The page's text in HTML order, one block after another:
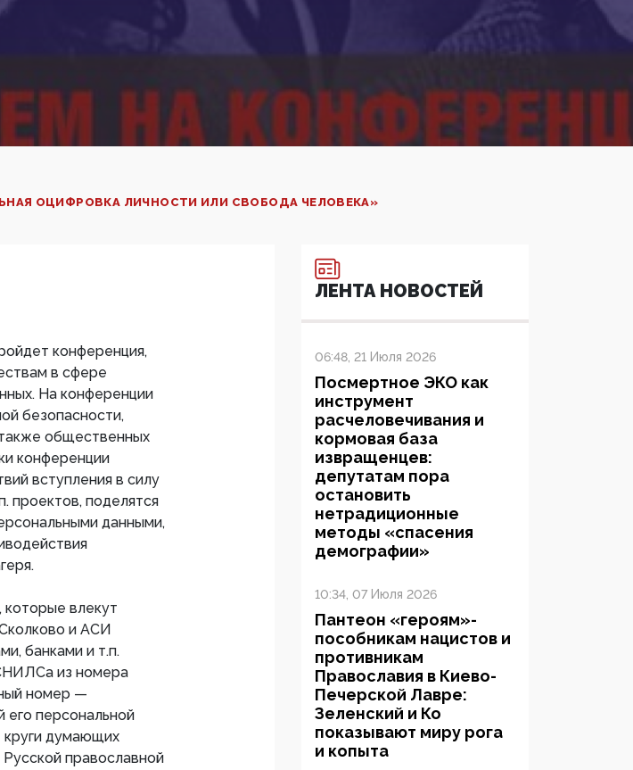
ОЦИФРОВКА ЛИЧНОСТИ ИЛИ СВОБОДА ЧЕЛОВЕКА»
конференция,
в сфере
На конференции
безопасности,
общественных
конференции
вступления в силу
проектов, поделятся
данными,
которые влекут
и АСИ
банками и т.п.
из номера
номер —
его персональной
круги думающих
православной
ЛЕНТА НОВОСТЕЙ
06:48, 21 Июля 2026
Посмертное ЭКО как
инструмент
расчеловечивания и
кормовая база
извращенцев:
депутатам пора
остановить
нетрадиционные
методы «спасения
демографии»
10:34, 07 Июля 2026
Пантеон «героям»-
пособникам нацистов и
противникам
Православия в Киево-
Печерской Лавре:
Зеленский и Ко
показывают миру рога
и копыта